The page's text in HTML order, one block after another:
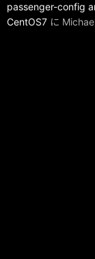
passenger-config
CentOS7 に